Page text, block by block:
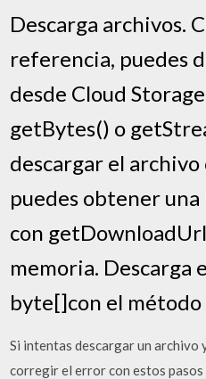
Descarga archivos.
referencia, puedes
desde Cloud
getBytes() o
descargar el
puedes obtener una
con
memoria. Descarga
byte[]con el
Si intentas descargar un archivo
corregir el error con estos